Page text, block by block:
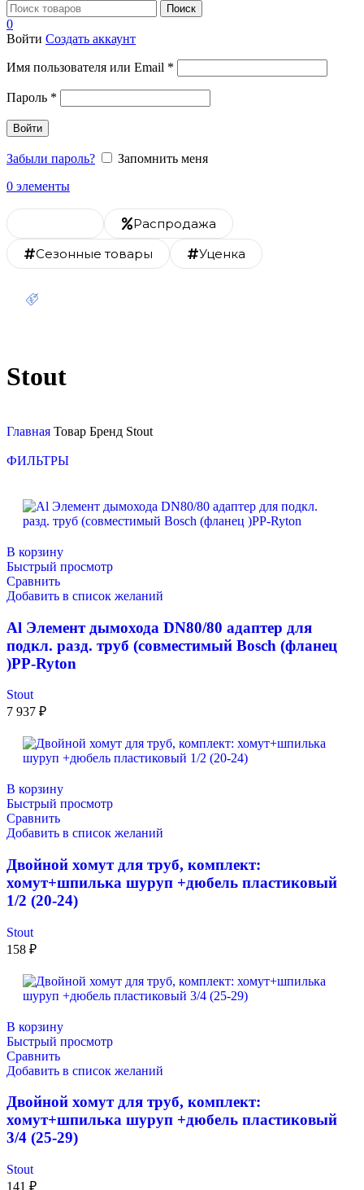
Поиск
0
Войти Создать аккаунт
Имя пользователя или Email *
Пароль *
Войти
Забыли пароль?
Запомнить меня
0 элементы
Распродажа
Сезонные товары
Уценка
Stout
Главная Товар Бренд Stout
ФИЛЬТРЫ
В корзину
Быстрый просмотр
Сравнить
Добавить в список желаний
Al Элемент дымохода DN80/80 адаптер для
подкл. разд. труб (совместимый Bosch (фланец
)PP-Ryton
Stout
7 937 ₽
В корзину
Быстрый просмотр
Сравнить
Добавить в список желаний
Двойной хомут для труб, комплект:
хомут+шпилька шуруп +дюбель пластиковый
1/2 (20-24)
Stout
158 ₽
В корзину
Быстрый просмотр
Сравнить
Добавить в список желаний
Двойной хомут для труб, комплект:
хомут+шпилька шуруп +дюбель пластиковый
3/4 (25-29)
Stout
141 ₽